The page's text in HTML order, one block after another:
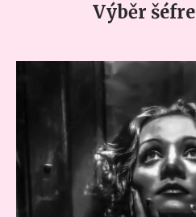
Výběr